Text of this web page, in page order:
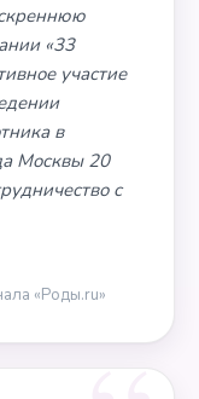
«33
участие
в
Москвы 20
с
«Роды.ru»